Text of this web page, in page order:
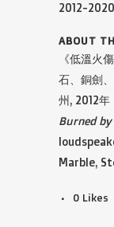
2012-2020
ABOUT
《低溫火
石、銅劍
州, 2012年
Burned
Marble,
0 Likes